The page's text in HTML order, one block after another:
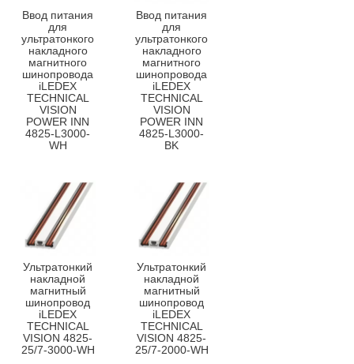
Ввод питания
для
ультратонкого
накладного
магнитного
шинопровода
iLEDEX
TECHNICAL
VISION
POWER INN
4825-L3000-
WH
Ввод питания
для
ультратонкого
накладного
магнитного
шинопровода
iLEDEX
TECHNICAL
VISION
POWER INN
4825-L3000-
BK
Ультратонкий
накладной
магнитный
шинопровод
iLEDEX
TECHNICAL
VISION 4825-
25/7-3000-WH
Ультратонкий
накладной
магнитный
шинопровод
iLEDEX
TECHNICAL
VISION 4825-
25/7-2000-WH